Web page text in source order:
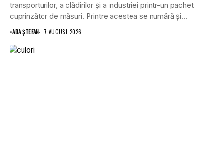
transporturilor, a clădirilor și a industriei printr-un pachet
cuprinzător de măsuri. Printre acestea se numără și...
•ADA ȘTEFAN 7 AUGUST 2026